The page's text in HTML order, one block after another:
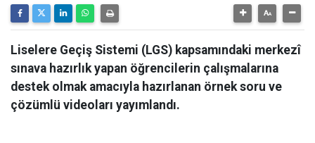
Liselere Geçiş Sistemi (LGS) kapsamındaki merkezî
sınava hazırlık yapan öğrencilerin çalışmalarına
destek olmak amacıyla hazırlanan örnek soru ve
çözümlü videoları yayımlandı.